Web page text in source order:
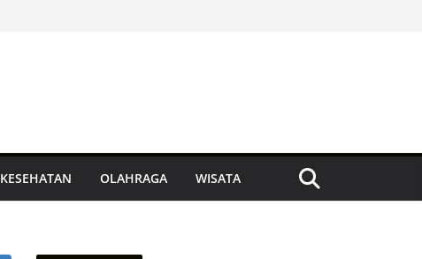
KESEHATAN OLAHRAGA WISATA